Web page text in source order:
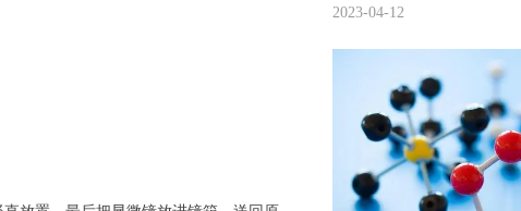
二甲酸丁二醇酯（
2023-04-12